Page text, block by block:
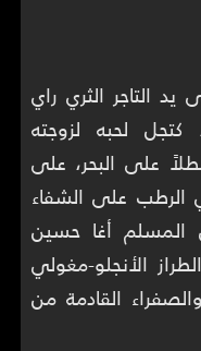
موهاتا عام 1927 على يد التاجر الثري راي
لحبه لزوجته
على البحر، على
على الشفاء
المسلم أغا حسين
الأنجلو-مغولي
القادمة من